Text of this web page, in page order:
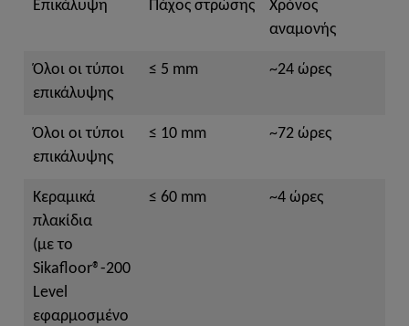
Επικάλυψη Πάχος στρώσης
Χρόνος
αναμονής
Όλοι οι τύποι
επικάλυψης
≤ 5 mm ~24 ώρες
Όλοι οι τύποι
επικάλυψης
≤ 10 mm ~72 ώρες
Κεραμικά
πλακίδια
(με το
Sikafloor®-200
Level
εφαρμοσμένο
≤ 60 mm ~4 ώρες